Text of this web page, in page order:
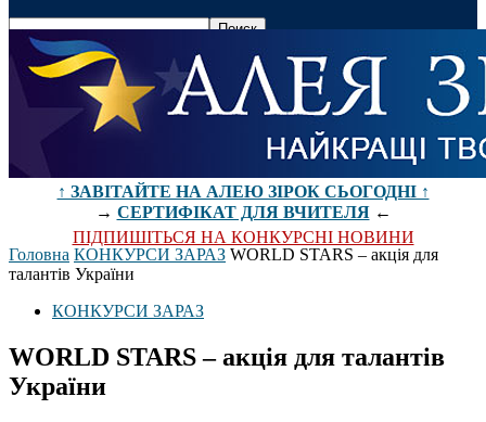
↑ ЗАВІТАЙТЕ НА АЛЕЮ ЗІРОК СЬОГОДНІ ↑
→ СЕРТИФІКАТ ДЛЯ ВЧИТЕЛЯ←
ПІДПИШІТЬСЯ НА КОНКУРСНІ НОВИНИ
Головна КОНКУРСИ ЗАРАЗ WORLD STARS – акція для
талантів України
КОНКУРСИ ЗАРАЗ
WORLD STARS – акція для талантів
України